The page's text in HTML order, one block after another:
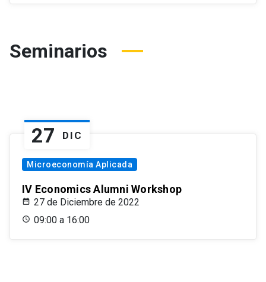
Seminarios
27 DIC
Microeconomía Aplicada
IV Economics Alumni Workshop
27 de Diciembre de 2022
09:00 a 16:00